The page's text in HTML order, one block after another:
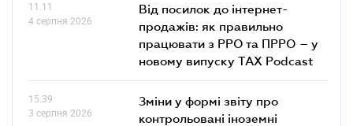
11.11
4 серпня 2026
Від посилок до інтернет-
продажів: як правильно
працювати з РРО та ПРРО – у
новому випуску TAX Podcast
15.39
3 серпня 2026
Зміни у формі звіту про
контрольовані іноземні